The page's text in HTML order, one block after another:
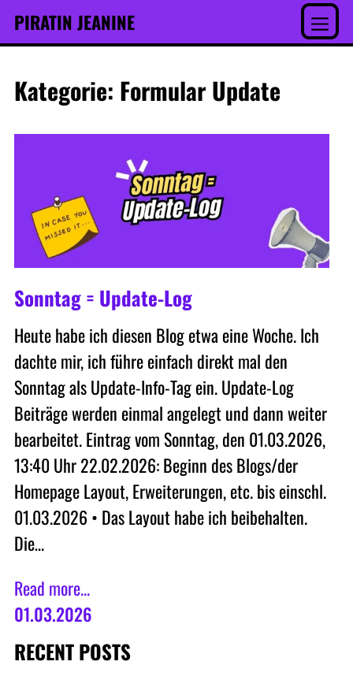
springen
Skip
to
PIRATIN JEANINE
Menu
Kategorie: Formular Update
Sonntag = Update-Log
Heute habe ich diesen Blog etwa eine Woche. Ich
dachte mir, ich führe einfach direkt mal den
Sonntag als Update-Info-Tag ein. Update-Log
Beiträge werden einmal angelegt und dann weiter
bearbeitet. Eintrag vom Sonntag, den 01.03.2026,
13:40 Uhr 22.02.2026: Beginn des Blogs/der
Homepage Layout, Erweiterungen, etc. bis einschl.
01.03.2026 • Das Layout habe ich beibehalten.
Die…
Read more...
01.03.2026
RECENT POSTS